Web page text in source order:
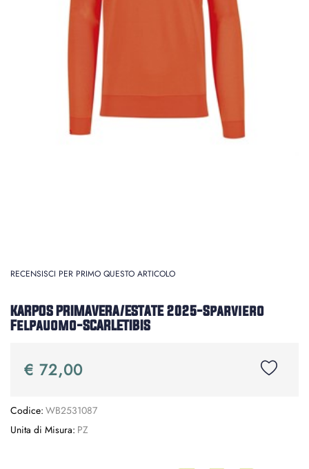
RECENSISCI PER PRIMO QUESTO ARTICOLO
KARPOS PRIMAVERA/ESTATE 2025-Sparviero
Felpauomo-SCARLETIBIS
€ 72,00
Codice: WB2531087
Unita di Misura: PZ